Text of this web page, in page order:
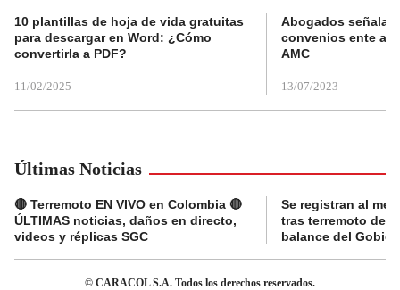
10 plantillas de hoja de vida gratuitas
para descargar en Word: ¿Cómo
convertirla a PDF?
11/02/2025
Abogados
convenios ente
AMC
13/07/2023
Últimas Noticias
🔴 Terremoto EN VIVO en Colombia 🔴
ÚLTIMAS noticias, daños en directo,
videos y réplicas SGC
Se registran al
tras terremoto de
balance del
© CARACOL S.A. Todos los derechos reservados.